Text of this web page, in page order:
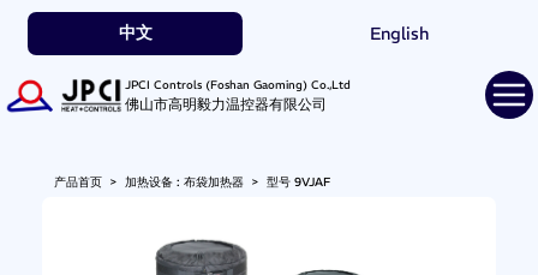
中文 English
JPCI Controls (Foshan Gaoming) Co.,Ltd
佛山市高明毅力温控器有限公司
产品首页> 加热设备 : 布袋加热器> 型号 9VJAF